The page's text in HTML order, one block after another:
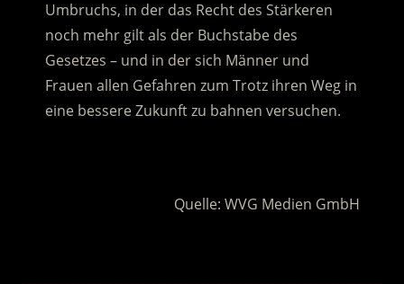
Umbruchs, in der das Recht des Stärkeren
noch mehr gilt als der Buchstabe des
Gesetzes – und in der sich Männer und
Frauen allen Gefahren zum Trotz ihren Weg in
eine bessere Zukunft zu bahnen versuchen.
Quelle: WVG Medien GmbH